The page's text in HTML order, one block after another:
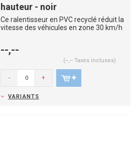
hauteur - noir
Ce ralentisseur en PVC recyclé réduit la
vitesse des véhicules en zone 30 km/h
--,--
(--,-- Taxes incluses)
- +
VARIANTS